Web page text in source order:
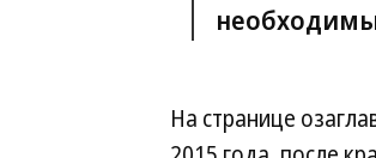
На странице